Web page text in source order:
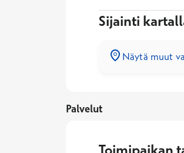
Sijainti
Näytä muut
Palvelut
Toimipaikan